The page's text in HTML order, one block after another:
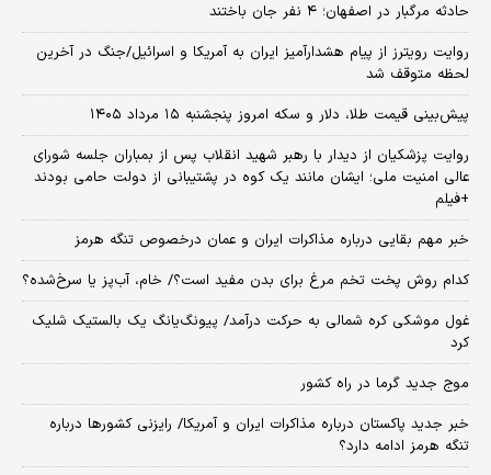
حادثه مرگبار در اصفهان؛ ۴ نفر جان باختند
روایت رویترز از پیام هشدارآمیز ایران به آمریکا و اسرائیل/جنگ در آخرین
لحظه متوقف شد
پیش‌بینی قیمت طلا، دلار و سکه امروز پنجشنبه ۱۵ مرداد ۱۴۰۵
روایت پزشکیان از دیدار با رهبر شهید انقلاب پس از بمباران جلسه شورای
عالی امنیت ملی؛ ایشان مانند یک کوه در پشتیبانی از دولت حامی بودند
+فیلم
خبر مهم بقایی درباره مذاکرات ایران و عمان درخصوص تنگه هرمز
کدام روش پخت تخم مرغ برای بدن مفید است؟/ خام، آب‌پز یا سرخ‌شده؟
غول موشکی کره شمالی به حرکت درآمد/ پیونگ‌یانگ یک بالستیک شلیک
کرد
موج جدید گرما در راه کشور
خبر جدید پاکستان درباره مذاکرات ایران و آمریکا/ رایزنی کشورها درباره
تنگه هرمز ادامه دارد؟